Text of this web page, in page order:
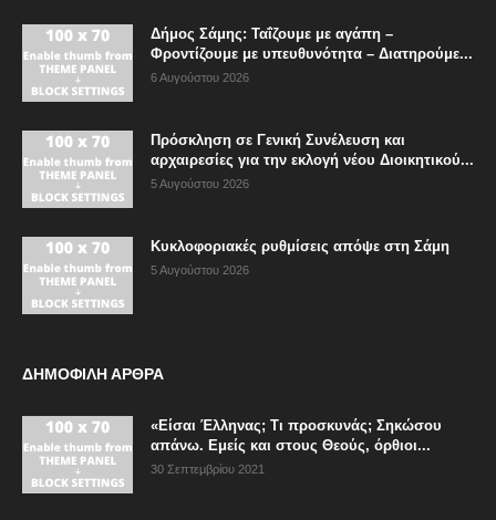
Δήμος Σάμης: Ταΐζουμε με αγάπη –
Φροντίζουμε με υπευθυνότητα – Διατηρούμε...
6 Αυγούστου 2026
Πρόσκληση σε Γενική Συνέλευση και
αρχαιρεσίες για την εκλογή νέου Διοικητικού...
5 Αυγούστου 2026
Κυκλοφοριακές ρυθμίσεις απόψε στη Σάμη
5 Αυγούστου 2026
ΔΗΜΟΦΙΛΗ ΑΡΘΡΑ
«Είσαι Έλληνας; Τι προσκυνάς; Σηκώσου
απάνω. Εμείς και στους Θεούς, όρθιοι...
30 Σεπτεμβρίου 2021